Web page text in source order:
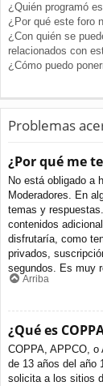
¿Quién programó
¿Por qué este foro
¿Con quién se
relacionados con
¿Cómo puedo
Problemas
¿Por qué me
No está obligado a
Moderadores. En
temas y
contenidos
disfrutaría, como
privados,
segundos. Es muy
Arriba
¿Qué es
COPPA, APPCO,
de 13 años del año
solicita a los sitios